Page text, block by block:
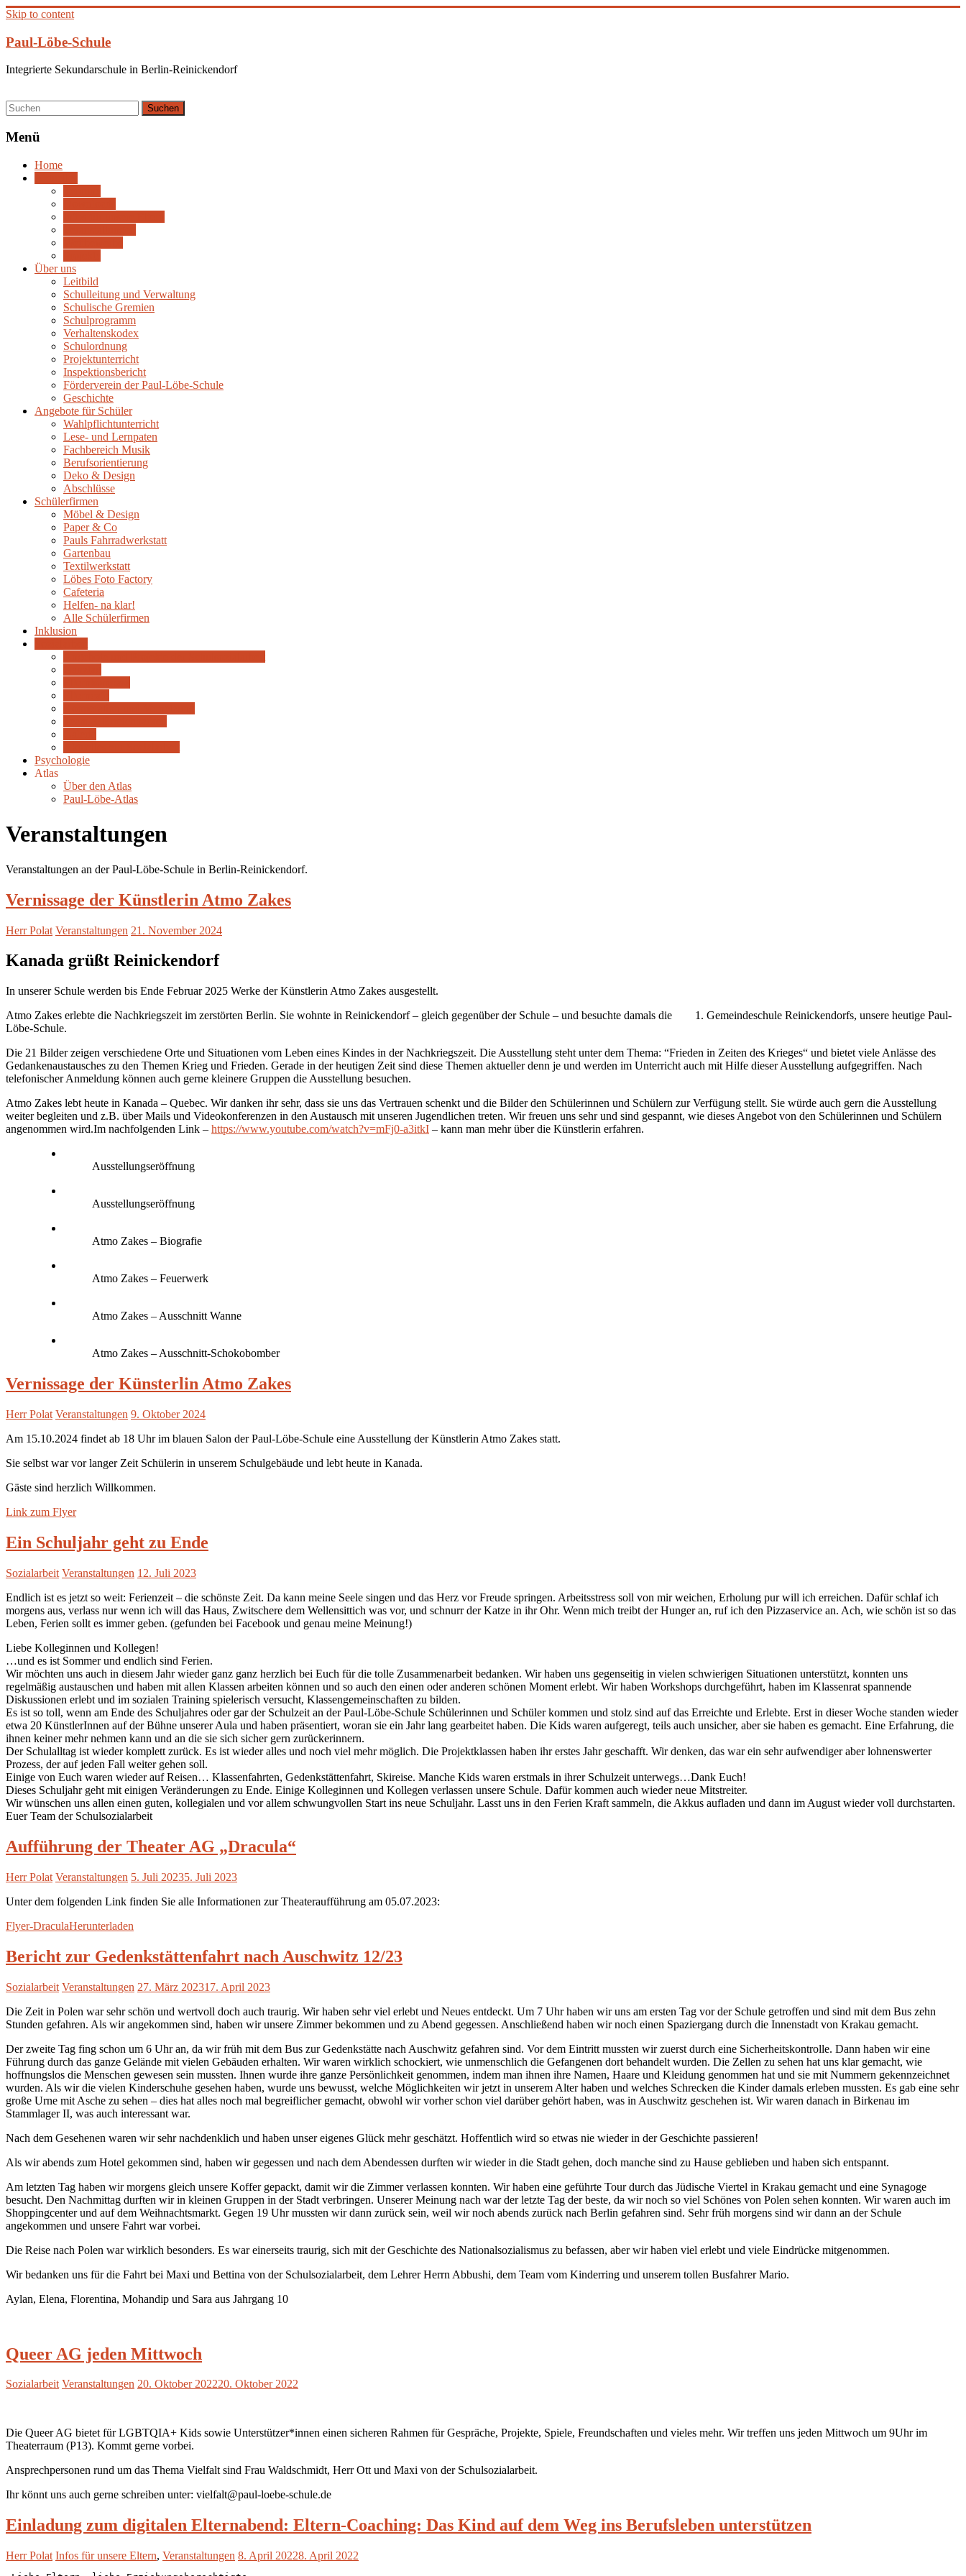
Skip to content
Paul-Löbe-Schule
Integrierte Sekundarschule in Berlin-Reinickendorf
Menü
Home
Über uns
Leitbild
Schulleitung und Verwaltung
Schulische Gremien
Schulprogramm
Verhaltenskodex
Schulordnung
Projektunterricht
Inspektionsbericht
Förderverein der Paul-Löbe-Schule
Geschichte
Angebote für Schüler
Wahlpflichtunterricht
Lese- und Lernpaten
Fachbereich Musik
Berufsorientierung
Deko & Design
Abschlüsse
Schülerfirmen
Möbel & Design
Paper & Co
Pauls Fahrradwerkstatt
Gartenbau
Textilwerkstatt
Löbes Foto Factory
Cafeteria
Helfen- na klar!
Alle Schülerfirmen
Inklusion
Psychologie
Atlas
Über den Atlas
Paul-Löbe-Atlas
Veranstaltungen
Veranstaltungen an der Paul-Löbe-Schule in Berlin-Reinickendorf.
Vernissage der Künstlerin Atmo Zakes
Herr Polat Veranstaltungen 21. November 2024
Kanada grüßt Reinickendorf
In unserer Schule werden bis Ende Februar 2025 Werke der Künstlerin Atmo Zakes ausgestellt.
Atmo Zakes erlebte die Nachkriegszeit im zerstörten Berlin. Sie wohnte in Reinickendorf – gleich gegenüber der Schule – und besuchte damals die 1. Gemeindeschule Reinickendorfs, unsere heutige Paul-
Löbe-Schule.
Die 21 Bilder zeigen verschiedene Orte und Situationen vom Leben eines Kindes in der Nachkriegszeit. Die Ausstellung steht unter dem Thema: “Frieden in Zeiten des Krieges“ und bietet viele Anlässe des
Gedankenaustausches zu den Themen Krieg und Frieden. Gerade in der heutigen Zeit sind diese Themen aktueller denn je und werden im Unterricht auch mit Hilfe dieser Ausstellung aufgegriffen. Nach
telefonischer Anmeldung können auch gerne kleinere Gruppen die Ausstellung besuchen.
Atmo Zakes lebt heute in Kanada – Quebec. Wir danken ihr sehr, dass sie uns das Vertrauen schenkt und die Bilder den Schülerinnen und Schülern zur Verfügung stellt. Sie würde auch gern die Ausstellung
weiter begleiten und z.B. über Mails und Videokonferenzen in den Austausch mit unseren Jugendlichen treten. Wir freuen uns sehr und sind gespannt, wie dieses Angebot von den Schülerinnen und Schülern
angenommen wird.Im nachfolgenden Link – https://www.youtube.com/watch?v=mFj0-a3itkI – kann man mehr über die Künstlerin erfahren.
Ausstellungseröffnung
Ausstellungseröffnung
Atmo Zakes – Biografie
Atmo Zakes – Feuerwerk
Atmo Zakes – Ausschnitt Wanne
Atmo Zakes – Ausschnitt-Schokobomber
Vernissage der Künsterlin Atmo Zakes
Herr Polat Veranstaltungen 9. Oktober 2024
Am 15.10.2024 findet ab 18 Uhr im blauen Salon der Paul-Löbe-Schule eine Ausstellung der Künstlerin Atmo Zakes statt.
Sie selbst war vor langer Zeit Schülerin in unserem Schulgebäude und lebt heute in Kanada.
Gäste sind herzlich Willkommen.
Link zum Flyer
Ein Schuljahr geht zu Ende
Sozialarbeit Veranstaltungen 12. Juli 2023
Endlich ist es jetzt so weit: Ferienzeit – die schönste Zeit. Da kann meine Seele singen und das Herz vor Freude springen. Arbeitsstress soll von mir weichen, Erholung pur will ich erreichen. Dafür schlaf ich
morgens aus, verlass nur wenn ich will das Haus, Zwitschere dem Wellensittich was vor, und schnurr der Katze in ihr Ohr. Wenn mich treibt der Hunger an, ruf ich den Pizzaservice an. Ach, wie schön ist so das
Leben, Ferien sollt es immer geben. (gefunden bei Facebook und genau meine Meinung!)
Liebe Kolleginnen und Kollegen!
…und es ist Sommer und endlich sind Ferien.
Wir möchten uns auch in diesem Jahr wieder ganz ganz herzlich bei Euch für die tolle Zusammenarbeit bedanken. Wir haben uns gegenseitig in vielen schwierigen Situationen unterstützt, konnten uns
regelmäßig austauschen und haben mit allen Klassen arbeiten können und so auch den einen oder anderen schönen Moment erlebt. Wir haben Workshops durchgeführt, haben im Klassenrat spannende
Diskussionen erlebt und im sozialen Training spielerisch versucht, Klassengemeinschaften zu bilden.
Es ist so toll, wenn am Ende des Schuljahres oder gar der Schulzeit an der Paul-Löbe-Schule Schülerinnen und Schüler kommen und stolz sind auf das Erreichte und Erlebte. Erst in dieser Woche standen wieder
etwa 20 KünstlerInnen auf der Bühne unserer Aula und haben präsentiert, woran sie ein Jahr lang gearbeitet haben. Die Kids waren aufgeregt, teils auch unsicher, aber sie haben es gemacht. Eine Erfahrung, die
ihnen keiner mehr nehmen kann und an die sie sich sicher gern zurückerinnern.
Der Schulalltag ist wieder komplett zurück. Es ist wieder alles und noch viel mehr möglich. Die Projektklassen haben ihr erstes Jahr geschafft. Wir denken, das war ein sehr aufwendiger aber lohnenswerter
Prozess, der auf jeden Fall weiter gehen soll.
Einige von Euch waren wieder auf Reisen… Klassenfahrten, Gedenkstättenfahrt, Skireise. Manche Kids waren erstmals in ihrer Schulzeit unterwegs…Dank Euch!
Dieses Schuljahr geht mit einigen Veränderungen zu Ende. Einige Kolleginnen und Kollegen verlassen unsere Schule. Dafür kommen auch wieder neue Mitstreiter.
Wir wünschen uns allen einen guten, kollegialen und vor allem schwungvollen Start ins neue Schuljahr. Lasst uns in den Ferien Kraft sammeln, die Akkus aufladen und dann im August wieder voll durchstarten.
Euer Team der Schulsozialarbeit
Aufführung der Theater AG „Dracula“
Herr Polat Veranstaltungen 5. Juli 20235. Juli 2023
Unter dem folgenden Link finden Sie alle Informationen zur Theateraufführung am 05.07.2023:
Flyer-DraculaHerunterladen
Bericht zur Gedenkstättenfahrt nach Auschwitz 12/23
Sozialarbeit Veranstaltungen 27. März 202317. April 2023
Die Zeit in Polen war sehr schön und wertvoll doch auch traurig. Wir haben sehr viel erlebt und Neues entdeckt. Um 7 Uhr haben wir uns am ersten Tag vor der Schule getroffen und sind mit dem Bus zehn
Stunden gefahren. Als wir angekommen sind, haben wir unsere Zimmer bekommen und zu Abend gegessen. Anschließend haben wir noch einen Spaziergang durch die Innenstadt von Krakau gemacht.
Der zweite Tag fing schon um 6 Uhr an, da wir früh mit dem Bus zur Gedenkstätte nach Auschwitz gefahren sind. Vor dem Eintritt mussten wir zuerst durch eine Sicherheitskontrolle. Dann haben wir eine
Führung durch das ganze Gelände mit vielen Gebäuden erhalten. Wir waren wirklich schockiert, wie unmenschlich die Gefangenen dort behandelt wurden. Die Zellen zu sehen hat uns klar gemacht, wie
hoffnungslos die Menschen gewesen sein mussten. Ihnen wurde ihre ganze Persönlichkeit genommen, indem man ihnen ihre Namen, Haare und Kleidung genommen hat und sie mit Nummern gekennzeichnet
wurden. Als wir die vielen Kinderschuhe gesehen haben, wurde uns bewusst, welche Möglichkeiten wir jetzt in unserem Alter haben und welches Schrecken die Kinder damals erleben mussten. Es gab eine sehr
große Urne mit Asche zu sehen – dies hat alles noch mal begreiflicher gemacht, obwohl wir vorher schon viel darüber gehört haben, was in Auschwitz geschehen ist. Wir waren danach in Birkenau im
Stammlager II, was auch interessant war.
Nach dem Gesehenen waren wir sehr nachdenklich und haben unser eigenes Glück mehr geschätzt. Hoffentlich wird so etwas nie wieder in der Geschichte passieren!
Als wir abends zum Hotel gekommen sind, haben wir gegessen und nach dem Abendessen durften wir wieder in die Stadt gehen, doch manche sind zu Hause geblieben und haben sich entspannt.
Am letzten Tag haben wir morgens gleich unsere Koffer gepackt, damit wir die Zimmer verlassen konnten. Wir haben eine geführte Tour durch das Jüdische Viertel in Krakau gemacht und eine Synagoge
besucht. Den Nachmittag durften wir in kleinen Gruppen in der Stadt verbringen. Unserer Meinung nach war der letzte Tag der beste, da wir noch so viel Schönes von Polen sehen konnten. Wir waren auch im
Shoppingcenter und auf dem Weihnachtsmarkt. Gegen 19 Uhr mussten wir dann zurück sein, weil wir noch abends zurück nach Berlin gefahren sind. Sehr früh morgens sind wir dann an der Schule
angekommen und unsere Fahrt war vorbei.
Die Reise nach Polen war wirklich besonders. Es war einerseits traurig, sich mit der Geschichte des Nationalsozialismus zu befassen, aber wir haben viel erlebt und viele Eindrücke mitgenommen.
Wir bedanken uns für die Fahrt bei Maxi und Bettina von der Schulsozialarbeit, dem Lehrer Herrn Abbushi, dem Team vom Kinderring und unserem tollen Busfahrer Mario.
Aylan, Elena, Florentina, Mohandip und Sara aus Jahrgang 10
Queer AG jeden Mittwoch
Sozialarbeit Veranstaltungen 20. Oktober 202220. Oktober 2022
Die Queer AG bietet für LGBTQIA+ Kids sowie Unterstützer*innen einen sicheren Rahmen für Gespräche, Projekte, Spiele, Freundschaften und vieles mehr. Wir treffen uns jeden Mittwoch um 9Uhr im
Theaterraum (P13). Kommt gerne vorbei.
Ansprechpersonen rund um das Thema Vielfalt sind Frau Waldschmidt, Herr Ott und Maxi von der Schulsozialarbeit.
Ihr könnt uns auch gerne schreiben unter: vielfalt@paul-loebe-schule.de
Einladung zum digitalen Elternabend: Eltern-Coaching: Das Kind auf dem Weg ins Berufsleben unterstützen
Herr Polat Infos für unsere Eltern, Veranstaltungen 8. April 20228. April 2022